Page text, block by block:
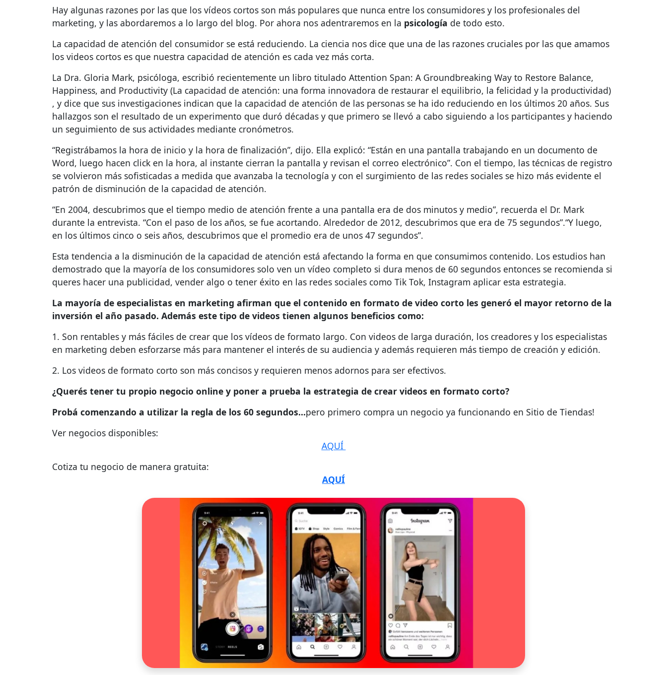
Hay algunas razones por las que los vídeos cortos son más populares que nunca entre los consumidores y los profesionales del
marketing, y las abordaremos a lo largo del blog. Por ahora nos adentraremos en la psicología de todo esto.
La capacidad de atención del consumidor se está reduciendo. La ciencia nos dice que una de las razones cruciales por las que amamos
los videos cortos es que nuestra capacidad de atención es cada vez más corta.
La Dra. Gloria Mark, psicóloga, escribió recientemente un libro titulado Attention Span: A Groundbreaking Way to Restore Balance,
Happiness, and Productivity (La capacidad de atención: una forma innovadora de restaurar el equilibrio, la felicidad y la productividad)
, y dice que sus investigaciones indican que la capacidad de atención de las personas se ha ido reduciendo en los últimos 20 años. Sus
hallazgos son el resultado de un experimento que duró décadas y que primero se llevó a cabo siguiendo a los participantes y haciendo
un seguimiento de sus actividades mediante cronómetros.
“Registrábamos la hora de inicio y la hora de finalización”, dijo. Ella explicó: “Están en una pantalla trabajando en un documento de
Word, luego hacen click en la hora, al instante cierran la pantalla y revisan el correo electrónico”. Con el tiempo, las técnicas de registro
se volvieron más sofisticadas a medida que avanzaba la tecnología y con el surgimiento de las redes sociales se hizo más evidente el
patrón de disminución de la capacidad de atención.
“En 2004, descubrimos que el tiempo medio de atención frente a una pantalla era de dos minutos y medio”, recuerda el Dr. Mark
durante la entrevista. “Con el paso de los años, se fue acortando. Alrededor de 2012, descubrimos que era de 75 segundos”.“Y luego,
en los últimos cinco o seis años, descubrimos que el promedio era de unos 47 segundos”.
Esta tendencia a la disminución de la capacidad de atención está afectando la forma en que consumimos contenido. Los estudios han
demostrado que la mayoría de los consumidores solo ven un vídeo completo si dura menos de 60 segundos entonces se recomienda si
queres hacer una publicidad, vender algo o tener éxito en las redes sociales como Tik Tok, Instagram aplicar esta estrategia.
La mayoría de especialistas en marketing afirman que el contenido en formato de video corto les generó el mayor retorno de la
inversión el año pasado. Además este tipo de videos tienen algunos beneficios como:
1. Son rentables y más fáciles de crear que los vídeos de formato largo. Con videos de larga duración, los creadores y los especialistas
en marketing deben esforzarse más para mantener el interés de su audiencia y además requieren más tiempo de creación y edición.
2. Los videos de formato corto son más concisos y requieren menos adornos para ser efectivos.
¿Querés tener tu propio negocio online y poner a prueba la estrategia de crear videos en formato corto?
Probá comenzando a utilizar la regla de los 60 segundos…pero primero compra un negocio ya funcionando en Sitio de Tiendas!
Ver negocios disponibles:
AQUÍ
Cotiza tu negocio de manera gratuita:
AQUÍ